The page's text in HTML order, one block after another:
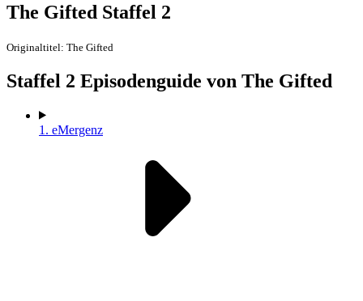
The Gifted Staffel 2
Originaltitel: The Gifted
Staffel 2 Episodenguide von The Gifted
1. eMergenz